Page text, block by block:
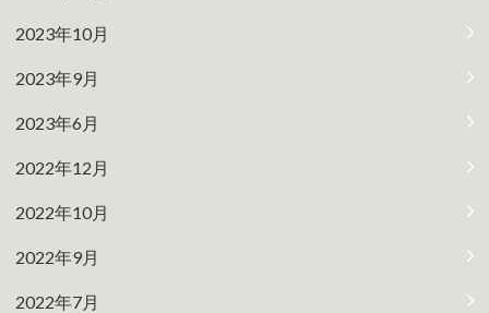
2023年10月
2023年9月
2023年6月
2022年12月
2022年10月
2022年9月
2022年7月